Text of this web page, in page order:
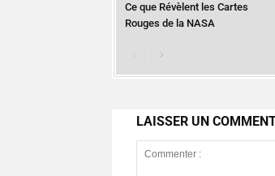
Ce que Révèlent les Cartes
Rouges de la NASA
LAISSER UN